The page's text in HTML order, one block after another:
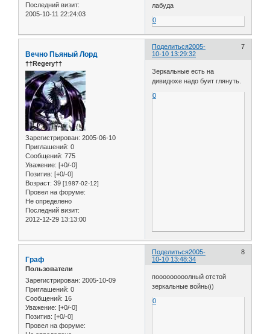
Последний визит:
2005-10-11 22:24:03
лабуда
0
Поделиться 7
2005-
10-10 13:29:32
Вечно Пьяный Лорд
††Regery††
Зарегистрирован: 2005-06-10
Приглашений: 0
Сообщений: 775
Уважение: [+0/-0]
Позитив: [+0/-0]
Возраст: 39 [1987-02-12]
Провел на форуме:
Не определено
Последний визит:
2012-12-29 13:13:00
Зеркальные есть на
дивидюхе надо буит глянуть.
0
Поделиться 8
2005-
10-10 13:48:34
Граф
Пользователи
Зарегистрирован: 2005-10-09
Приглашений: 0
Сообщений: 16
Уважение: [+0/-0]
Позитив: [+0/-0]
Провел на форуме:
пооооооооолный отстой
зеркальные войны))
0